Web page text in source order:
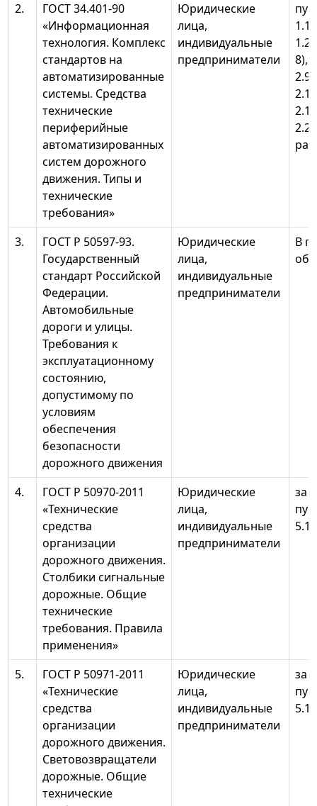
2.
ГОСТ 34.401-90
«Информационная
технология. Комплекс
стандартов на
автоматизированные
системы. Средства
технические
периферийные
автоматизированных
систем дорожного
движения. Типы и
технические
требования»
Юридические
лица,
индивидуальные
предприниматели
8),
2.9,
3.
ГОСТ Р 50597-93.
Государственный
стандарт Российской
Федерации.
Автомобильные
дороги и улицы.
Требования к
эксплуатационному
состоянию,
допустимому по
условиям
обеспечения
безопасности
дорожного движения
Юридические
лица,
индивидуальные
предприниматели
В
4.
ГОСТ Р 50970-2011
«Технические
средства
организации
дорожного движения.
Столбики сигнальные
дорожные. Общие
технические
требования. Правила
применения»
Юридические
лица,
индивидуальные
предприниматели
за
5.
ГОСТ Р 50971-2011
«Технические
средства
организации
дорожного движения.
Световозвращатели
дорожные. Общие
технические
Юридические
лица,
индивидуальные
предприниматели
за